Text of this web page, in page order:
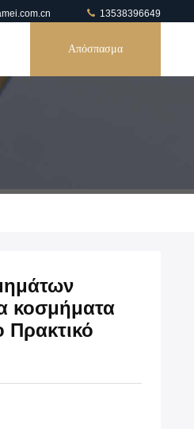
13538396649
Απόσπασμα
κοσμήματα
Πρακτικό